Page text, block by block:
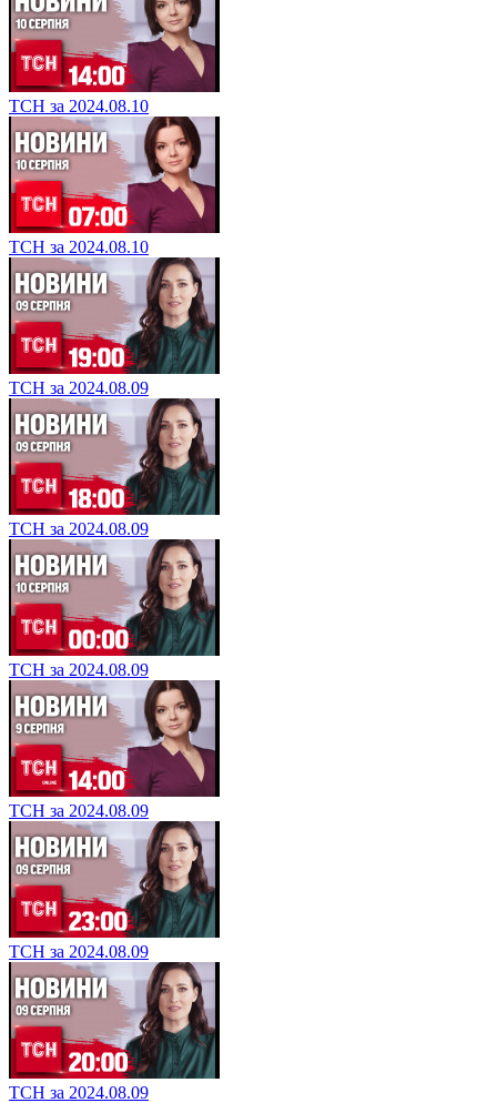
ТСН за 2024.08.10
ТСН за 2024.08.10
ТСН за 2024.08.09
ТСН за 2024.08.09
ТСН за 2024.08.09
ТСН за 2024.08.09
ТСН за 2024.08.09
ТСН за 2024.08.09